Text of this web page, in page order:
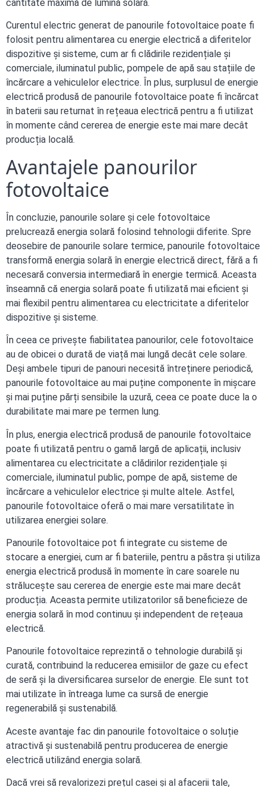
cantitate maximă de lumină solară.
Curentul electric generat de panourile fotovoltaice poate fi
folosit pentru alimentarea cu energie electrică a diferitelor
dispozitive și sisteme, cum ar fi clădirile rezidențiale și
comerciale, iluminatul public, pompele de apă sau stațiile de
încărcare a vehiculelor electrice. În plus, surplusul de energie
electrică produsă de panourile fotovoltaice poate fi încărcat
în baterii sau returnat în rețeaua electrică pentru a fi utilizat
în momente când cererea de energie este mai mare decât
producția locală.
Avantajele panourilor
fotovoltaice
În concluzie, panourile solare și cele fotovoltaice
prelucrează energia solară folosind tehnologii diferite. Spre
deosebire de panourile solare termice, panourile fotovoltaice
transformă energia solară în energie electrică direct, fără a fi
necesară conversia intermediară în energie termică. Aceasta
înseamnă că energia solară poate fi utilizată mai eficient și
mai flexibil pentru alimentarea cu electricitate a diferitelor
dispozitive și sisteme.
În ceea ce privește fiabilitatea panourilor, cele fotovoltaice
au de obicei o durată de viață mai lungă decât cele solare.
Deși ambele tipuri de panouri necesită întreținere periodică,
panourile fotovoltaice au mai puține componente în mișcare
și mai puține părți sensibile la uzură, ceea ce poate duce la o
durabilitate mai mare pe termen lung.
În plus, energia electrică produsă de panourile fotovoltaice
poate fi utilizată pentru o gamă largă de aplicații, inclusiv
alimentarea cu electricitate a clădirilor rezidențiale și
comerciale, iluminatul public, pompe de apă, sisteme de
încărcare a vehiculelor electrice și multe altele. Astfel,
panourile fotovoltaice oferă o mai mare versatilitate în
utilizarea energiei solare.
Panourile fotovoltaice pot fi integrate cu sisteme de
stocare a energiei, cum ar fi bateriile, pentru a păstra și utiliza
energia electrică produsă în momente în care soarele nu
strălucește sau cererea de energie este mai mare decât
producția. Aceasta permite utilizatorilor să beneficieze de
energia solară în mod continuu și independent de rețeaua
electrică.
Panourile fotovoltaice reprezintă o tehnologie durabilă și
curată, contribuind la reducerea emisiilor de gaze cu efect
de seră și la diversificarea surselor de energie. Ele sunt tot
mai utilizate în întreaga lume ca sursă de energie
regenerabilă și sustenabilă.
Aceste avantaje fac din panourile fotovoltaice o soluție
atractivă și sustenabilă pentru producerea de energie
electrică utilizând energia solară.
Dacă vrei să revalorizezi prețul casei și al afacerii tale,